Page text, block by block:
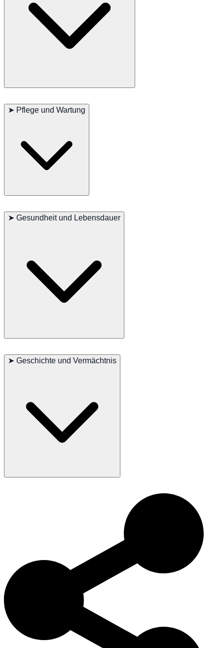
Persönlichkeiten. Sie sind loyal gegenüber ihren Familien und bilden
Spitze sind auch gut mit Kindern und können sich gut mit anderen
Haustieren verstehen, wenn sie richtig sozialisiert werden.
➤ Pflege und Wartung
und glücklich zu bleiben. Tägliche Spaziergänge, Spielzeit und
Bestform zu halten. Regelmäßige Tierarztbesuche sind ebenfalls
wichtig, um häufige Gesundheitsprobleme zu überwachen.
➤ Gesundheit und Lebensdauer
Nebensächliche Probleme: Allergien, Tränenflecken
➤ Geschichte und Vermächtnis
durch die Zucht verschiedener Spitzrassen entwickelt. Aufgrund
ihres freundlichen und loyalen Wesens gewann die Rasse schnell an
Popularität als Begleithund. Heute wird der Japanische Spitz für
seine verspielte Persönlichkeit, Intelligenz und sein auffälliges
Aussehen geliebt und ist weltweit eine beliebte Wahl für Familien